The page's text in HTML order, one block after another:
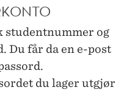
studentnummer og
Du får da en e-post
du lager utgjør